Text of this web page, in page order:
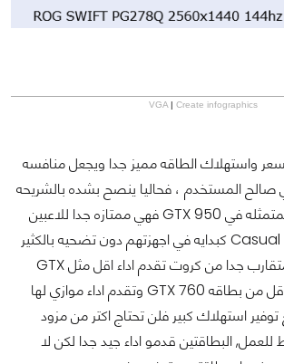
VGA| Create infographics
واستهلاك الطاقه مميز جدا ويجعل منافسه
المستخدم ، فحاليا ينصح بشده بالشريحه
الجديده من انفيديا المتمثله في GTX 950 فهي ممتازه جدا للاعبين
MOBA و Casual Gamers كبدايه في اجهزتهم دون تضحيه بالكثير
من المال بل وسعر متقارب جدا من كروت تقدم اداء اقل مثل GTX
750Ti وايضا سعر اقل من بطاقه GTX 760 وتقدم اداء موازي لها
استهلاك كبير فلن تحتاج اكتر من مزود
بقدره 350 واط للعمل, البطاقتين قدمو اداء جيد جدا لكن لا